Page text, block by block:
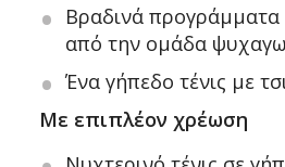
Βραδινά προγράμματα
από την ομάδα
Ένα γήπεδο τένις με
Με επιπλέον χρέωση